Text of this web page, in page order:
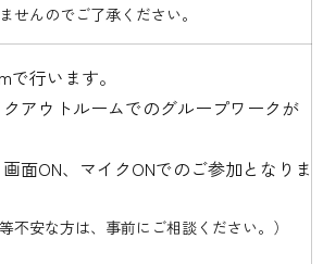
せんのでご了承ください。
行います。
アウトルームでのグループワークが
面ON、マイクONでのご参加となりま
不安な方は、事前にご相談ください。）